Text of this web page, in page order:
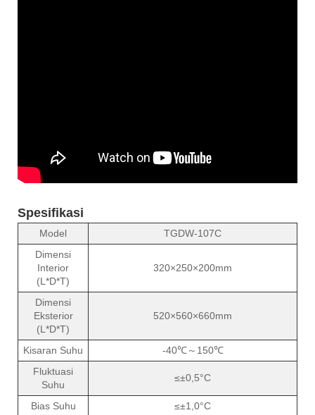
Spesifikasi
Model
TGDW-107C
Dimensi
Interior
(L*D*T)
320×250×200mm
Dimensi
Eksterior
(L*D*T)
520×560×660mm
Kisaran Suhu
-40℃～150℃
Fluktuasi
Suhu
≤±0,5°C
Bias Suhu
≤±1,0°C